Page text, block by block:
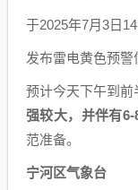
于2025年7月3日
发布雷电黄色预警
预计今天下午到
强较大，并伴有
范准备。
宁河区气象台